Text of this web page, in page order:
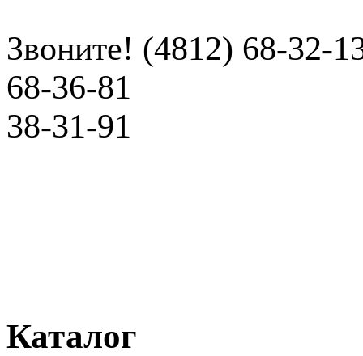
Звоните! (4812) 68-32-
68-36-81
38-31-91
Каталог